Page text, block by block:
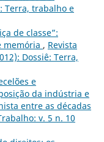
Terra, trabalho e
de classe”:
memória , Revista
Dossiê: Terra,
e
da indústria e
entre as décadas
v. 5 n. 10